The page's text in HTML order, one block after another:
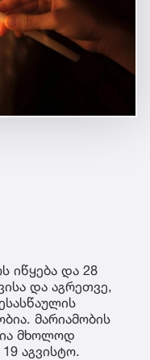
იწყება და 28
და აგრეთვე,
მარიამობის
მხოლოდ
აგვისტო.